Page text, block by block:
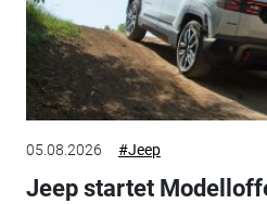
05.08.2026 #Jeep
Jeep startet